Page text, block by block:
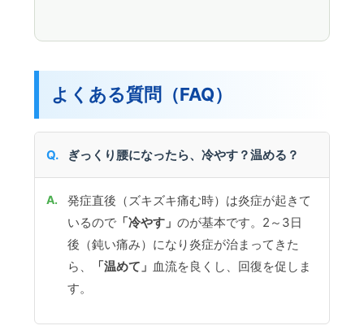
よくある質問（FAQ）
ぎっくり腰になったら、冷やす？温める？
発症直後（ズキズキ痛む時）は炎症が起きて
いるので 「冷やす」のが基本です。2～3日
後（鈍い痛み）になり炎症が治まってきた
ら、
「温めて」 血流を良くし、回復を促しま
す。